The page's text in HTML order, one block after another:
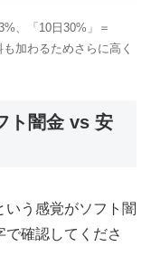
、「10日30%」＝
加わるためさらに高く
ト闇金 vs 安
う感覚がソフト闇
確認してくださ